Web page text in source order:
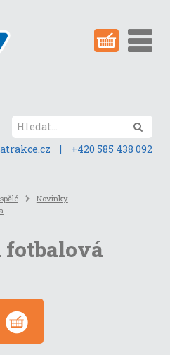
| +420 585 438 092
Novinky
fotbalová